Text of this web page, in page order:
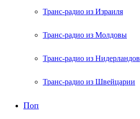
Транс-радио из Израиля
Транс-радио из Молдовы
Транс-радио из Нидерландов
Транс-радио из Швейцарии
Поп